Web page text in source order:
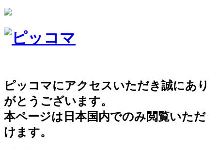
ピッコマにアクセスいただき誠にあり
がとうございます。
本ページは日本国内でのみ閲覧いただ
けます。